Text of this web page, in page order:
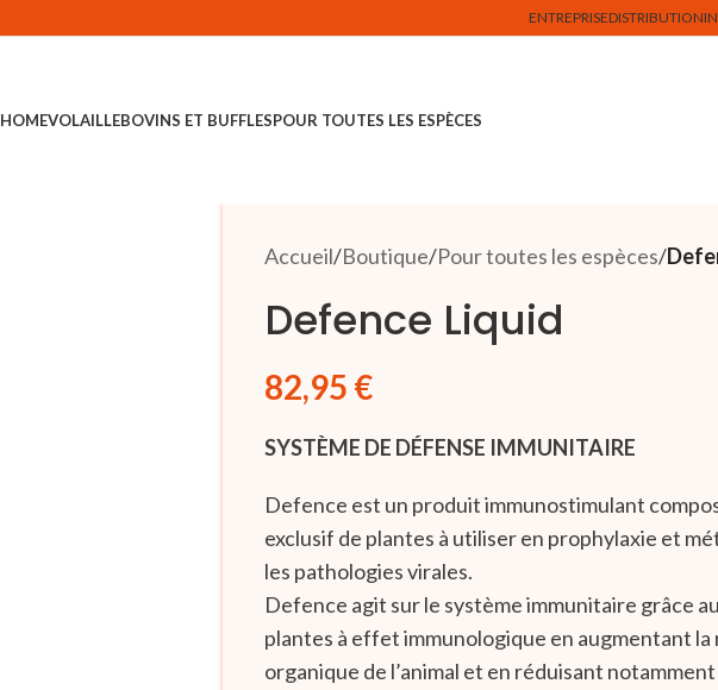
ENTREPRISEDISTRIBUTION
HOMEVOLAILLEBOVINS ET BUFFLESPOUR TOUTES LES ESPÈCES
Accueil Boutique Pour toutes les espèces
Defence Liquid
82,95 €
SYSTÈME DE DÉFENSE IMMUNITAIRE
Defence est un produit immunostimulant
exclusif de plantes à utiliser en prophylaxie et
les pathologies virales.
Defence agit sur le système immunitaire grâce
plantes à effet immunologique en augmentant la
organique de l’animal et en réduisant